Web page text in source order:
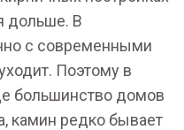
дольше. В
с современными
Поэтому в
большинство домов
камин редко бывает